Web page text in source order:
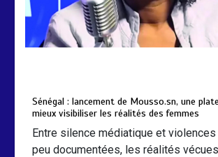
Sénégal : lancement de Mousso.sn, une
mieux visibiliser les réalités des femmes
Entre silence médiatique et
peu documentées, les réalités